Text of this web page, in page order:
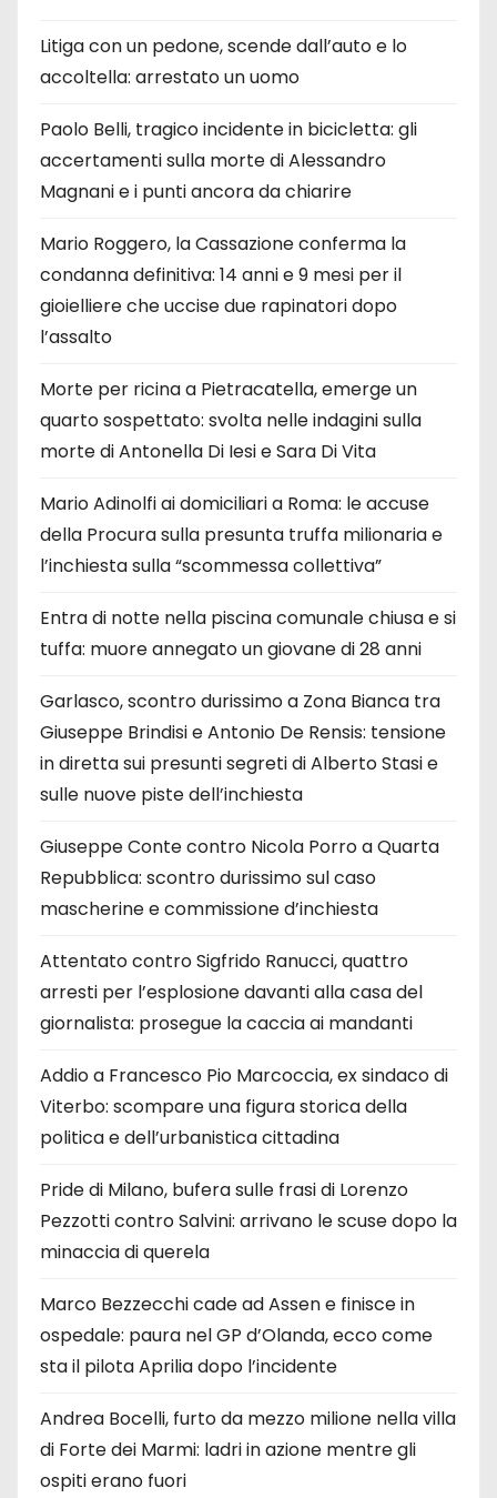
Litiga con un pedone, scende dall’auto e lo
accoltella: arrestato un uomo
Paolo Belli, tragico incidente in bicicletta: gli
accertamenti sulla morte di Alessandro
Magnani e i punti ancora da chiarire
Mario Roggero, la Cassazione conferma la
condanna definitiva: 14 anni e 9 mesi per il
gioielliere che uccise due rapinatori dopo
l’assalto
Morte per ricina a Pietracatella, emerge un
quarto sospettato: svolta nelle indagini sulla
morte di Antonella Di Iesi e Sara Di Vita
Mario Adinolfi ai domiciliari a Roma: le accuse
della Procura sulla presunta truffa milionaria e
l’inchiesta sulla “scommessa collettiva”
Entra di notte nella piscina comunale chiusa e si
tuffa: muore annegato un giovane di 28 anni
Garlasco, scontro durissimo a Zona Bianca tra
Giuseppe Brindisi e Antonio De Rensis: tensione
in diretta sui presunti segreti di Alberto Stasi e
sulle nuove piste dell’inchiesta
Giuseppe Conte contro Nicola Porro a Quarta
Repubblica: scontro durissimo sul caso
mascherine e commissione d’inchiesta
Attentato contro Sigfrido Ranucci, quattro
arresti per l’esplosione davanti alla casa del
giornalista: prosegue la caccia ai mandanti
Addio a Francesco Pio Marcoccia, ex sindaco di
Viterbo: scompare una figura storica della
politica e dell’urbanistica cittadina
Pride di Milano, bufera sulle frasi di Lorenzo
Pezzotti contro Salvini: arrivano le scuse dopo la
minaccia di querela
Marco Bezzecchi cade ad Assen e finisce in
ospedale: paura nel GP d’Olanda, ecco come
sta il pilota Aprilia dopo l’incidente
Andrea Bocelli, furto da mezzo milione nella villa
di Forte dei Marmi: ladri in azione mentre gli
ospiti erano fuori